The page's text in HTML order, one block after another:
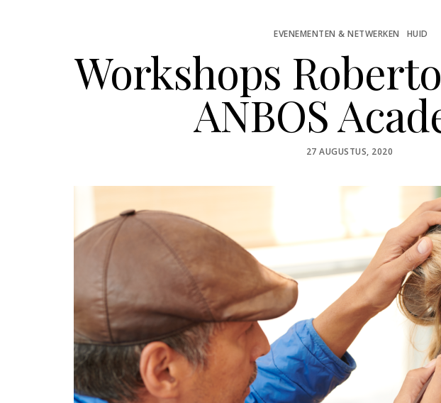
EVENEMENTEN & NETWERKEN HUID
Workshops
ANBOS
POSTED
27 AUGUSTUS, 2020